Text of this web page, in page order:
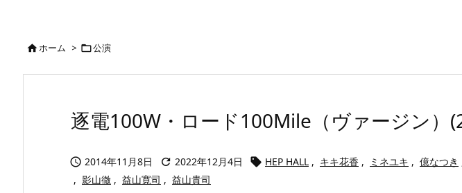
ホーム > 公演
逐電100W・ロード100Mile（ヴァージン）
 2014年11月8日  2022年12月4日  HEP HALL , キキ花香 , ミネユキ , 億なつき
, 影山徹 , 益山寛司 , 益山貴司